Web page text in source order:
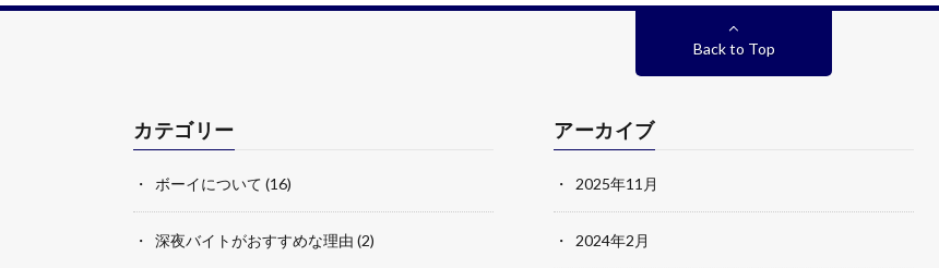
Back to Top
カテゴリー
ボーイについて (16)
深夜バイトがおすすめな理由 (2)
アーカイブ
2025年11月
2024年2月